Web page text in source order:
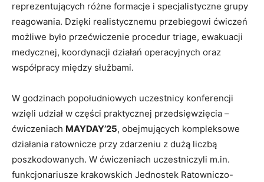
reprezentujących różne formacje i specjalistyczne grupy
reagowania. Dzięki realistycznemu przebiegowi ćwiczeń
możliwe było przećwiczenie procedur triage, ewakuacji
medycznej, koordynacji działań operacyjnych oraz
współpracy między służbami.
W godzinach popołudniowych uczestnicy konferencji
wzięli udział w części praktycznej przedsięwzięcia –
ćwiczeniach MAYDAY’25, obejmujących kompleksowe
działania ratownicze przy zdarzeniu z dużą liczbą
poszkodowanych. W ćwiczeniach uczestniczyli m.in.
funkcjonariusze krakowskich Jednostek Ratowniczo-